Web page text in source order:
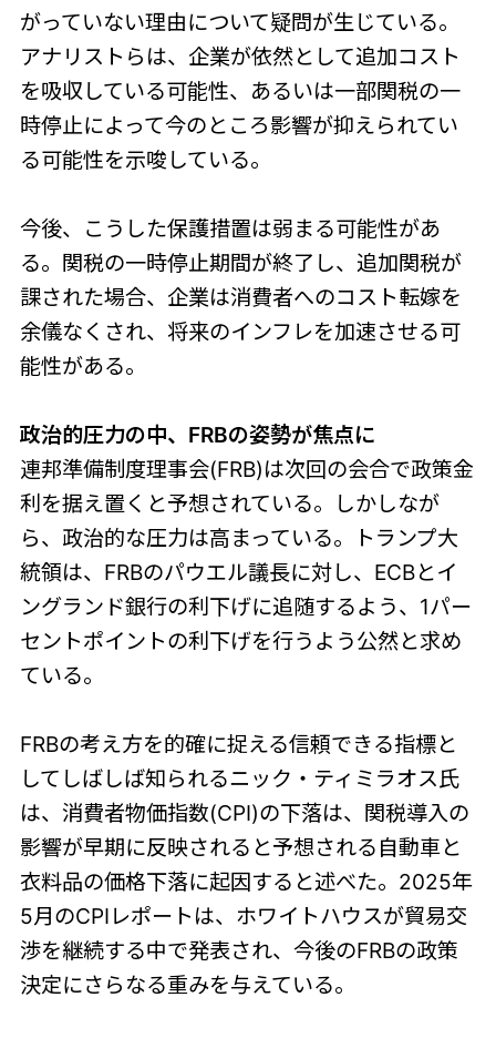
がっていない理由について疑問が生じている。
アナリストらは、企業が依然として追加コスト
を吸収している可能性、あるいは一部関税の一
時停止によって今のところ影響が抑えられてい
る可能性を示唆している。
今後、こうした保護措置は弱まる可能性があ
る。関税の一時停止期間が終了し、追加関税が
課された場合、企業は消費者へのコスト転嫁を
余儀なくされ、将来のインフレを加速させる可
能性がある。
政治的圧力の中、FRBの姿勢が焦点に
連邦準備制度理事会(FRB)は次回の会合で政策金
利を据え置くと予想されている。しかしなが
ら、政治的な圧力は高まっている。トランプ大
統領は、FRBのパウエル議長に対し、ECBとイ
ングランド銀行の利下げに追随するよう、1パー
セントポイントの利下げを行うよう公然と求め
ている。
FRBの考え方を的確に捉える信頼できる指標と
してしばしば知られるニック・ティミラオス氏
は、消費者物価指数(CPI)の下落は、関税導入の
影響が早期に反映されると予想される自動車と
衣料品の価格下落に起因すると述べた。2025年
5月のCPIレポートは、ホワイトハウスが貿易交
渉を継続する中で発表され、今後のFRBの政策
決定にさらなる重みを与えている。